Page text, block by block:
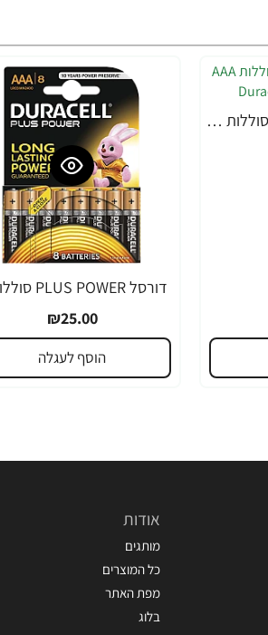
דורסל PLUS POWER סוללות AAA אריזת 4 יחידות - מבית Duracell
₪25.00
הוסף לעגלה
אודות
מותגים
כל המוצרים
מפת האתר
בלוג